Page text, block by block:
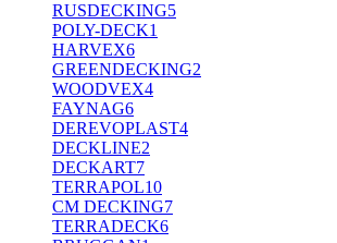
RUSDECKING5
POLY-DECK1
HARVEX6
GREENDECKING2
WOODVEX4
FAYNAG6
DEREVOPLAST4
DECKLINE2
DECKART7
TERRAPOL10
CM DECKING7
TERRADECK6